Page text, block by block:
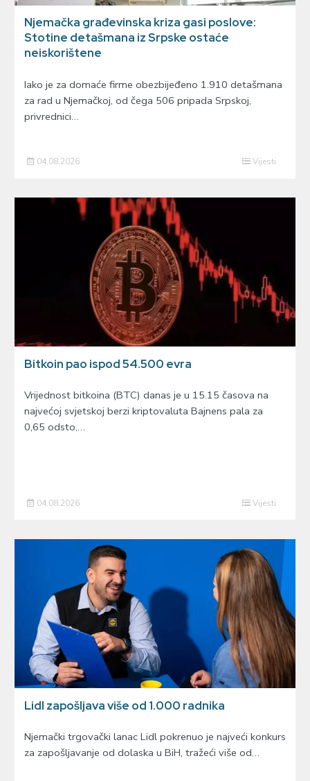
Njemačka građevinska kriza gasi poslove:
Stotine detašmana iz Srpske ostaće
neiskorištene
Iako je za domaće firme obezbijeđeno 1.910 detašmana
za rad u Njemačkoj, od čega 506 pripada Srpskoj,
privrednici…
04.08.2026 Vijesti
Bitkoin pao ispod 54.500 evra
Vrijednost bitkoina (BTC) danas je u 15.15 časova na
najvećoj svjetskoj berzi kriptovaluta Bajnens pala za
0,65 odsto,…
04.08.2026 Vijesti
Lidl zapošljava više od 1.000 radnika
Njemački trgovački lanac Lidl pokrenuo je najveći konkurs
za zapošljavanje od dolaska u BiH, tražeći više od…